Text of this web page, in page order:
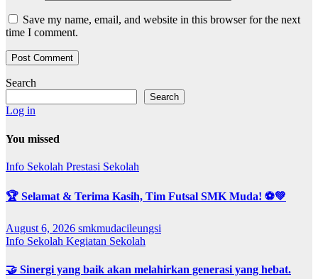
Save my name, email, and website in this browser for the next
time I comment.
Search
Search
Log in
You missed
Info Sekolah Prestasi Sekolah
🏆 Selamat & Terima Kasih, Tim Futsal SMK Muda! ⚽💚
August 6, 2026 smkmudacileungsi
Info Sekolah Kegiatan Sekolah
🤝 Sinergi yang baik akan melahirkan generasi yang hebat.